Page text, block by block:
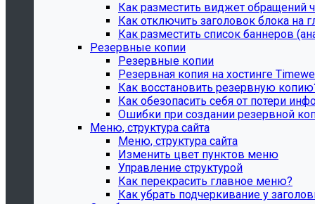
Как разместить виджет обращений
Как отключить заголовок блока на
Как разместить список баннеров
Резервные копии
Резервные копии
Резервная копия на хостинге
Как восстановить резервную
Как обезопасить себя от потери
Ошибки при создании резервной
Меню, структура сайта
Меню, структура сайта
Изменить цвет пунктов меню
Управление структурой
Как перекрасить главное меню?
Как убрать подчеркивание у